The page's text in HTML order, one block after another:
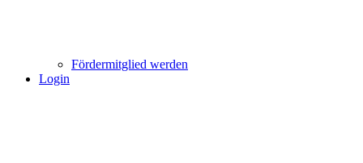
Fördermitglied werden
Login